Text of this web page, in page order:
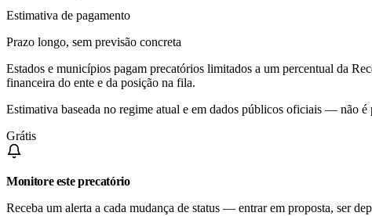
Estimativa de pagamento
Prazo longo, sem previsão concreta
Estados e municípios pagam precatórios limitados a um percentual da
financeira do ente e da posição na fila.
Estimativa baseada no regime atual e em dados públicos oficiais — não é
Grátis
Monitore este precatório
Receba um alerta a cada mudança de status — entrar em proposta, ser